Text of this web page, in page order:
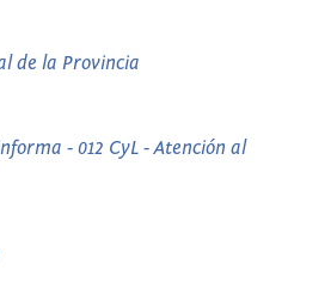
de la Provincia
- 012 CyL - Atención al